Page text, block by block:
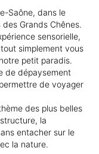
Saône, dans le
Grands Chênes.
sensorielle,
simplement vous
petit paradis.
de dépaysement
de voyager
des plus belles
la
entacher sur le
la nature.